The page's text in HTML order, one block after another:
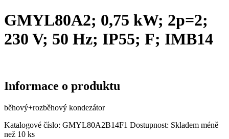
GMYL80A2; 0,75 kW; 2p=2;
230 V; 50 Hz; IP55; F; IMB14
Informace o produktu
běhový+rozběhový kondezátor
Katalogové číslo: GMYL80A2B14F1 Dostupnost: Skladem méně
než 10 ks